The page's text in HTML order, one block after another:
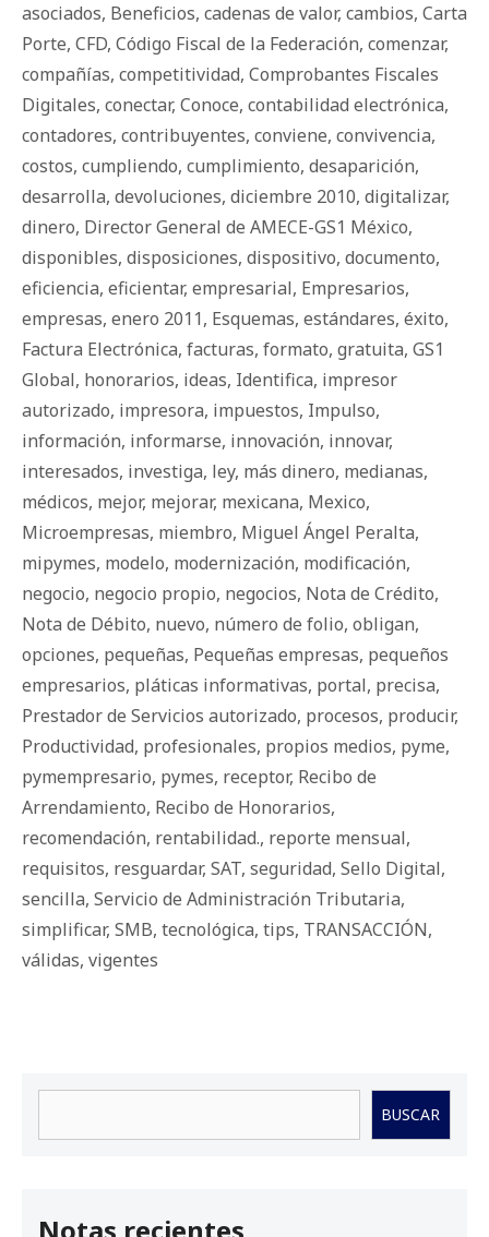
asociados, Beneficios, cadenas de valor, cambios, Carta
Porte, CFD, Código Fiscal de la Federación, comenzar,
compañías, competitividad, Comprobantes Fiscales
Digitales, conectar, Conoce, contabilidad electrónica,
contadores, contribuyentes, conviene, convivencia,
costos, cumpliendo, cumplimiento, desaparición,
desarrolla, devoluciones, diciembre 2010, digitalizar,
dinero, Director General de AMECE-GS1 México,
disponibles, disposiciones, dispositivo, documento,
eficiencia, eficientar, empresarial, Empresarios,
empresas, enero 2011, Esquemas, estándares, éxito,
Factura Electrónica, facturas, formato, gratuita, GS1
Global, honorarios, ideas, Identifica, impresor
autorizado, impresora, impuestos, Impulso,
información, informarse, innovación, innovar,
interesados, investiga, ley, más dinero, medianas,
médicos, mejor, mejorar, mexicana, Mexico,
Microempresas, miembro, Miguel Ángel Peralta,
mipymes, modelo, modernización, modificación,
negocio, negocio propio, negocios, Nota de Crédito,
Nota de Débito, nuevo, número de folio, obligan,
opciones, pequeñas, Pequeñas empresas, pequeños
empresarios, pláticas informativas, portal, precisa,
Prestador de Servicios autorizado, procesos, producir,
Productividad, profesionales, propios medios, pyme,
pymempresario, pymes, receptor, Recibo de
Arrendamiento, Recibo de Honorarios,
recomendación, rentabilidad., reporte mensual,
requisitos, resguardar, SAT, seguridad, Sello Digital,
sencilla, Servicio de Administración Tributaria,
simplificar, SMB, tecnológica, tips, TRANSACCIÓN,
válidas, vigentes
BUSCAR